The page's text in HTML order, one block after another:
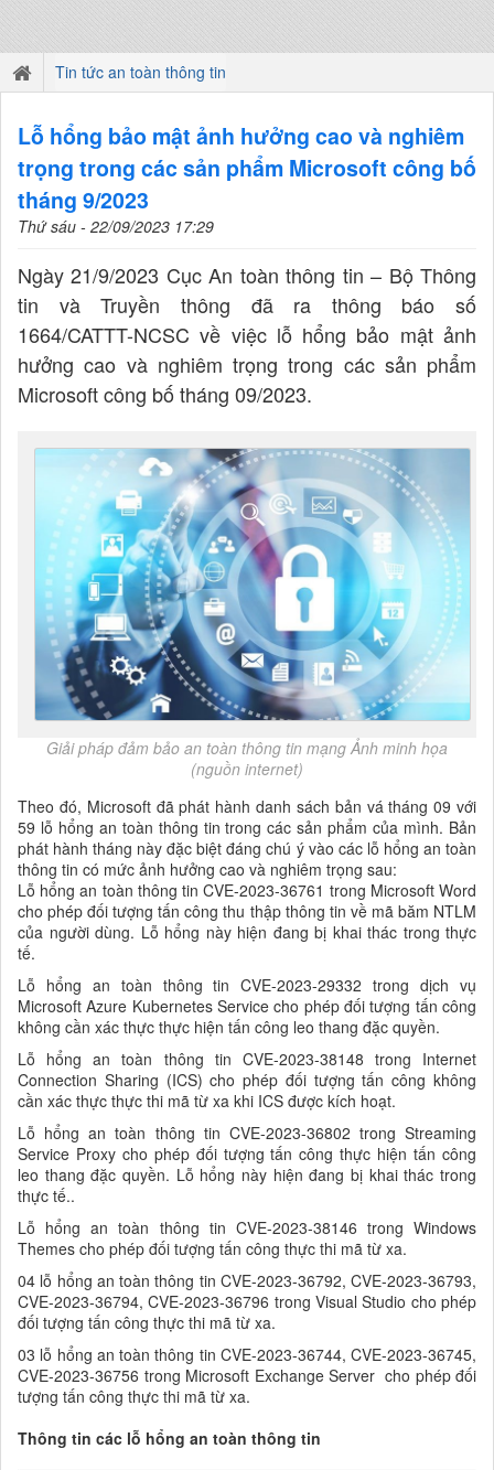
Tin tức an toàn thông tin
Lỗ hổng bảo mật ảnh hưởng cao và nghiêm
trọng trong các sản phẩm Microsoft công bố
tháng 9/2023
Thứ sáu - 22/09/2023 17:29
Ngày 21/9/2023 Cục An toàn thông tin – Bộ Thông
tin và Truyền thông đã ra thông báo số
1664/CATTT-NCSC về việc lỗ hổng bảo mật ảnh
hưởng cao và nghiêm trọng trong các sản phẩm
Microsoft công bố tháng 09/2023.
Giải pháp đảm bảo an toàn thông tin mạng Ảnh minh họa
(nguồn internet)
Theo đó, Microsoft đã phát hành danh sách bản vá tháng 09 với
59 lỗ hổng an toàn thông tin trong các sản phẩm của mình. Bản
phát hành tháng này đặc biệt đáng chú ý vào các lỗ hổng an toàn
thông tin có mức ảnh hưởng cao và nghiêm trọng sau:
Lỗ hổng an toàn thông tin CVE-2023-36761 trong Microsoft Word
cho phép đối tượng tấn công thu thập thông tin về mã băm NTLM
của người dùng. Lỗ hổng này hiện đang bị khai thác trong thực
tế.
Lỗ hổng an toàn thông tin CVE-2023-29332 trong dịch vụ
Microsoft Azure Kubernetes Service cho phép đối tượng tấn công
không cần xác thực thực hiện tấn công leo thang đặc quyền.
Lỗ hổng an toàn thông tin CVE-2023-38148 trong Internet
Connection Sharing (ICS) cho phép đối tượng tấn công không
cần xác thực thực thi mã từ xa khi ICS được kích hoạt.
Lỗ hổng an toàn thông tin CVE-2023-36802 trong Streaming
Service Proxy cho phép đối tượng tấn công thực hiện tấn công
leo thang đặc quyền. Lỗ hổng này hiện đang bị khai thác trong
thực tế..
Lỗ hổng an toàn thông tin CVE-2023-38146 trong Windows
Themes cho phép đối tượng tấn công thực thi mã từ xa.
04 lỗ hổng an toàn thông tin CVE-2023-36792, CVE-2023-36793,
CVE-2023-36794, CVE-2023-36796 trong Visual Studio cho phép
đối tượng tấn công thực thi mã từ xa.
03 lỗ hổng an toàn thông tin CVE-2023-36744, CVE-2023-36745,
CVE-2023-36756 trong Microsoft Exchange Server cho phép đối
tượng tấn công thực thi mã từ xa.
Thông tin các lỗ hổng an toàn thông tin